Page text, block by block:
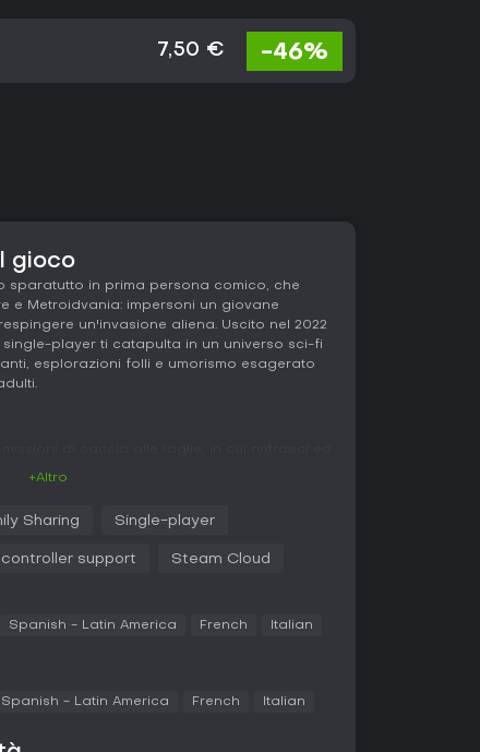
7,50 € -46%
gioco
sparatutto in prima persona comico, che
e Metroidvania: impersoni un giovane
un'invasione aliena. Uscito nel 2022
player ti catapulta in un universo sci-fi
esplorazioni folli e umorismo esagerato
per attacchi speciali e trick hole per
voragini o accedere ad aree
il loadout per sfruttare le debolezze
inaccessibili in puro stile Metroidvania.
con NPC stravaganti, che sfornano
+Altro
Sharing Single-player
controller support Steam Cloud
Spanish - Latin America French Italian
Spanish - Latin America French Italian